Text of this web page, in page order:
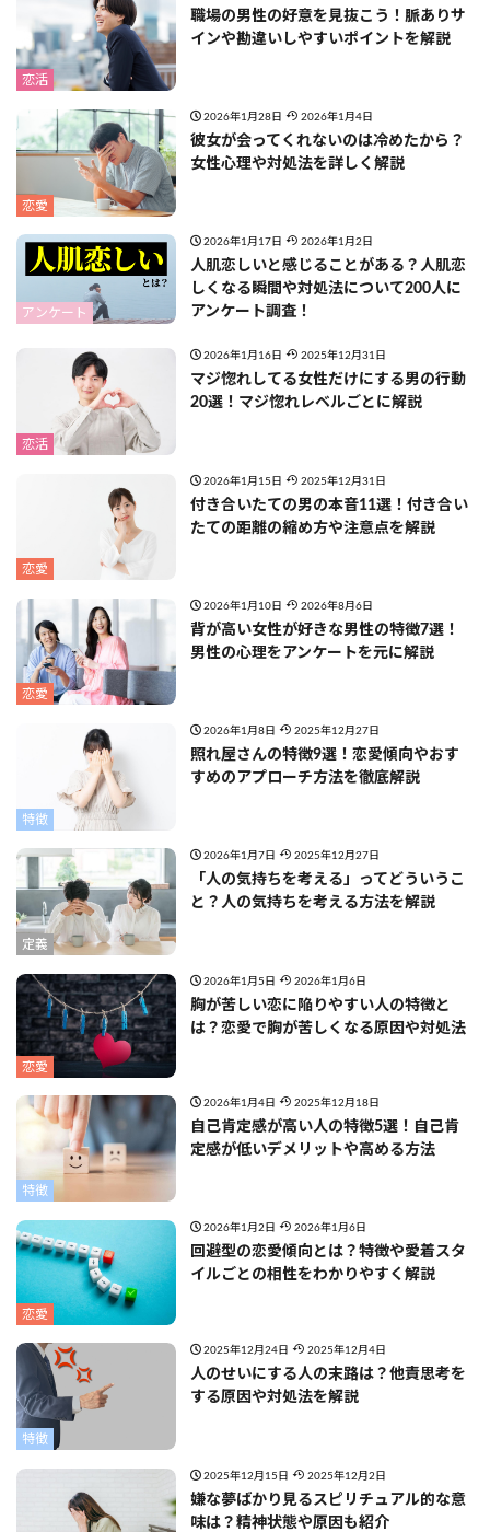
恋活
職場の男性の好意を見抜こう！脈ありサ
インや勘違いしやすいポイントを解説
恋愛
2026年1月28日 2026年1月4日
彼女が会ってくれないのは冷めたから？
女性心理や対処法を詳しく解説
アンケート
2026年1月17日 2026年1月2日
人肌恋しいと感じることがある？人肌恋
しくなる瞬間や対処法について200人に
アンケート調査！
恋活
2026年1月16日 2025年12月31日
マジ惚れしてる女性だけにする男の行動
20選！マジ惚れレベルごとに解説
恋愛
2026年1月15日 2025年12月31日
付き合いたての男の本音11選！付き合い
たての距離の縮め方や注意点を解説
恋愛
2026年1月10日 2026年8月6日
背が高い女性が好きな男性の特徴7選！
男性の心理をアンケートを元に解説
特徴
2026年1月8日 2025年12月27日
照れ屋さんの特徴9選！恋愛傾向やおす
すめのアプローチ方法を徹底解説
定義
2026年1月7日 2025年12月27日
「人の気持ちを考える」ってどういうこ
と？人の気持ちを考える方法を解説
恋愛
2026年1月5日 2026年1月6日
胸が苦しい恋に陥りやすい人の特徴と
は？恋愛で胸が苦しくなる原因や対処法
特徴
2026年1月4日 2025年12月18日
自己肯定感が高い人の特徴5選！自己肯
定感が低いデメリットや高める方法
恋愛
2026年1月2日 2026年1月6日
回避型の恋愛傾向とは？特徴や愛着スタ
イルごとの相性をわかりやすく解説
特徴
2025年12月24日 2025年12月4日
人のせいにする人の末路は？他責思考を
する原因や対処法を解説
2025年12月15日 2025年12月2日
嫌な夢ばかり見るスピリチュアル的な意
味は？精神状態や原因も紹介